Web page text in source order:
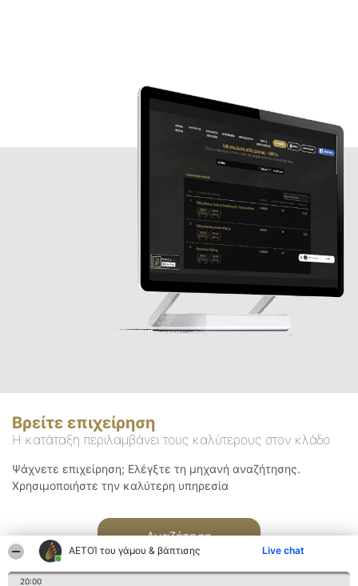
ΑΕΤΟΊ του γάμου & βάπτισης Live chat
20:00
Βρείτε επιχείρηση
Η κατάταξη περιλαμβάνει τους καλύτερους στον κλάδο
Ψάχνετε επιχείρηση; Ελέγξτε τη μηχανή αναζήτησης.
Χρησιμοποιήστε την καλύτερη υπηρεσία
Αναζήτηση